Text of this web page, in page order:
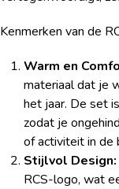
Kenmerken van de
Warm en
materiaal dat je
het jaar. De set
zodat je
of activiteit in de
Stijlvol Design:
RCS-logo, wat